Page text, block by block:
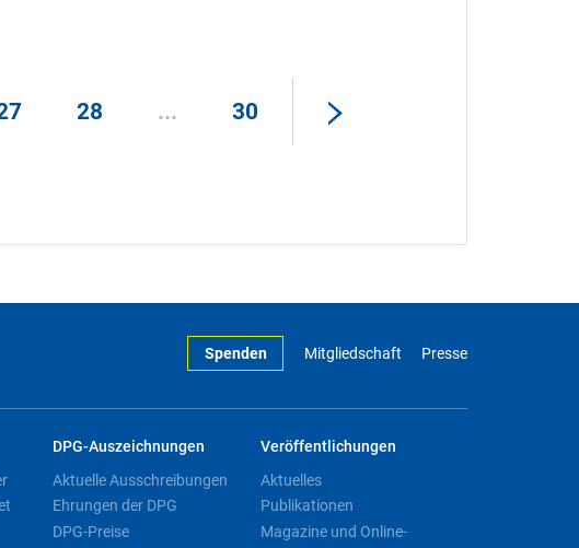
28 ... 30
Spenden Mitgliedschaft Presse
DPG-Auszeichnungen
Aktuelle Ausschreibungen
Ehrungen der DPG
DPG-Preise
Veröffentlichungen
Aktuelles
Publikationen
Magazine und Online-